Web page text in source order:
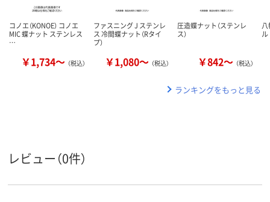
コノエ（KONOE） コノエ
MIC 蝶ナット ステンレス
…
￥1,734～ （税込）
ファスニング J ステンレ
ス 冷間蝶ナット（Rタイ
プ）
￥1,080～ （税込）
圧造蝶ナット（ステンレ
ス）
￥842～ （税込）
ル
ランキングをもっと見る
レビュー（0件）